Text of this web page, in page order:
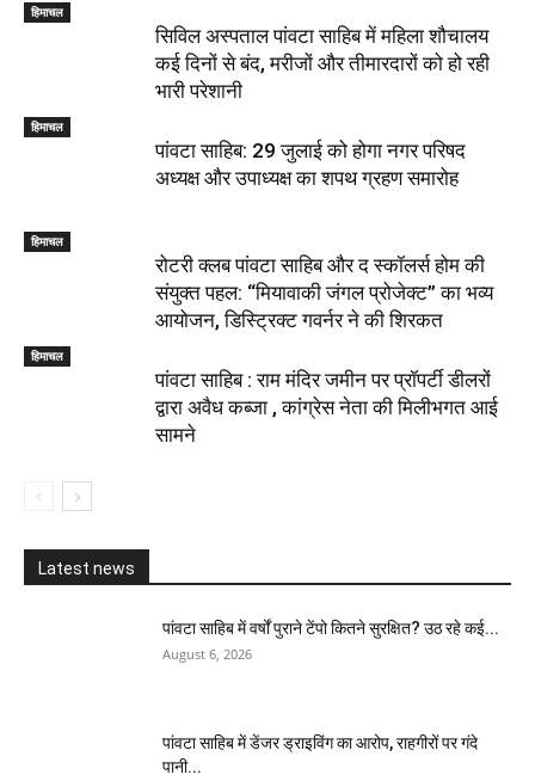
हिमाचल
सिविल अस्पताल पांवटा साहिब में महिला शौचालय
कई दिनों से बंद, मरीजों और तीमारदारों को हो रही
भारी परेशानी
हिमाचल
पांवटा साहिब: 29 जुलाई को होगा नगर परिषद
अध्यक्ष और उपाध्यक्ष का शपथ ग्रहण समारोह
हिमाचल
​रोटरी क्लब पांवटा साहिब और द स्कॉलर्स होम की
संयुक्त पहल: “मियावाकी जंगल प्रोजेक्ट” का भव्य
आयोजन, डिस्ट्रिक्ट गवर्नर ने की शिरकत
हिमाचल
पांवटा साहिब : राम मंदिर जमीन पर प्रॉपर्टी डीलरों
द्वारा अवैध कब्जा , कांग्रेस नेता की मिलीभगत आई
सामने
Latest news
पांवटा साहिब में वर्षों पुराने टेंपो कितने सुरक्षित? उठ रहे कई...
August 6, 2026
पांवटा साहिब में डेंजर ड्राइविंग का आरोप, राहगीरों पर गंदे
पानी...